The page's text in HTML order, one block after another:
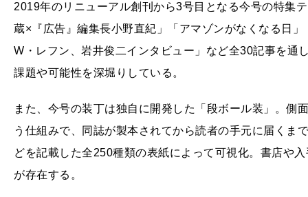
2019年のリニューアル創刊から3号目となる今号の特集
蔵×『広告』編集⻑小野直紀」「アマゾンがなくなる日
W・レフン、岩井俊二インタビュー」など全30記事を通
課題や可能性を深堀りしている。
また、今号の装丁は独自に開発した「段ボール装」。側
う仕組みで、同誌が製本されてから読者の手元に届くま
どを記載した全250種類の表紙によって可視化。書店や
が存在する。